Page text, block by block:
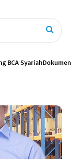
BCA SyariahDokumen